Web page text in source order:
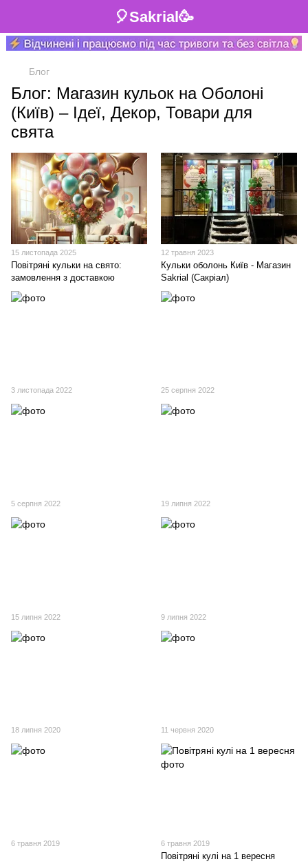
🎈Sakrial🥳
Блог
Блог: Магазин кульок на Оболоні
(Київ) – Ідеї, Декор, Товари для
свята
15 листопада 2025
Повітряні кульки на свято:
замовлення з доставкою
12 травня 2023
Кульки оболонь Київ - Магазин
Sakrial (Сакріал)
3 листопада 2022 25 серпня 2022
5 серпня 2022 19 липня 2022
15 липня 2022 9 липня 2022
18 липня 2020 11 червня 2020
6 травня 2019 6 травня 2019
Повітряні кулі на 1 вересня